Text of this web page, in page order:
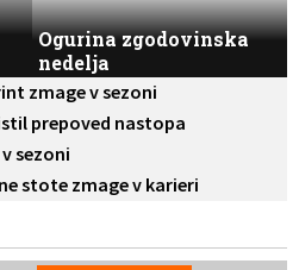
Ogurina zgodovinska
nedelja
zmage v sezoni
prepoved nastopa
sezoni
stote zmage v karieri